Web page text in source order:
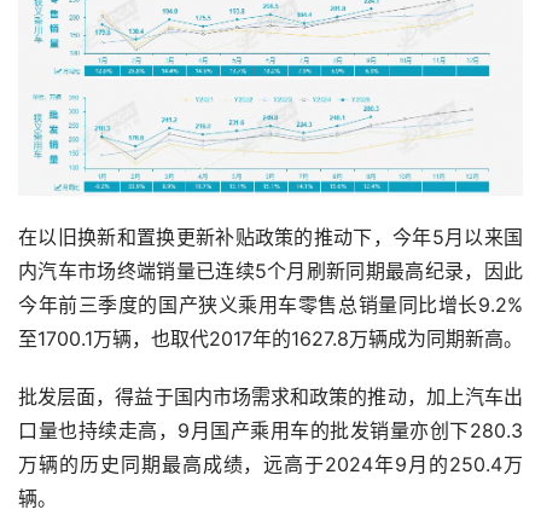
在以旧换新和置换更新补贴政策的推动下，今年5月以来国
内汽车市场终端销量已连续5个月刷新同期最高纪录，因此
今年前三季度的国产狭义乘用车零售总销量同比增长9.2%
至1700.1万辆，也取代2017年的1627.8万辆成为同期新高。
批发层面，得益于国内市场需求和政策的推动，加上汽车出
口量也持续走高，9月国产乘用车的批发销量亦创下280.3
万辆的历史同期最高成绩，远高于2024年9月的250.4万
辆。